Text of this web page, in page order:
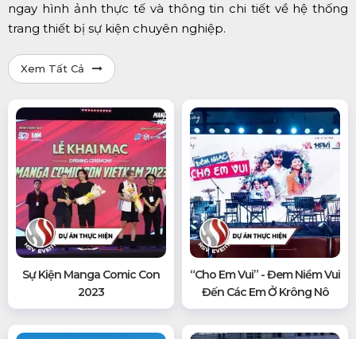
ngay hình ảnh thực tế và thông tin chi tiết về hệ thống
trang thiết bị sự kiện chuyên nghiệp.
Xem Tất Cả
Sự Kiện Manga Comic Con
2023
“Cho Em Vui” - Đem Niềm Vui
Đến Các Em Ở Krông Nô